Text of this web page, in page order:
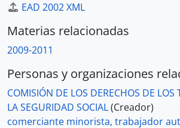
EAD 2002 XML
Materias relacionadas
2009-2011
Personas y organizaciones
COMISIÓN DE LOS DERECHOS DE LOS
LA SEGURIDAD SOCIAL(Creador)
comerciante minorista, trabajador